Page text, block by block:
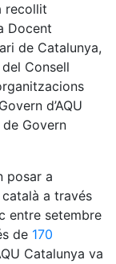
recollit
Docent
de Catalunya,
Consell
d’AQU
Govern
posar a
a través
entre setembre
de 170
Catalunya va